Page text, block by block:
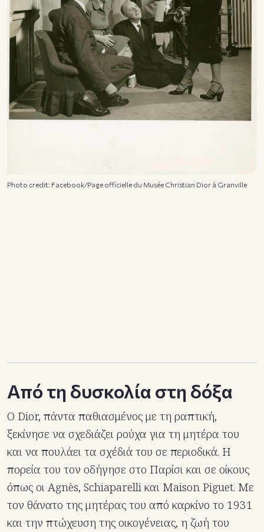
Photo credit: Facebook/Page officielle du Musée Christian Dior à Granville
Από τη δυσκολία στη δόξα
Ο Dior, πάντα παθιασμένος με τη ραπτική,
ξεκίνησε να σχεδιάζει ρούχα για τη μητέρα του
και να πουλάει τα σχέδιά του σε περιοδικά. Η
πορεία του τον οδήγησε στο Παρίσι και σε οίκους
όπως οι Agnès, Schiaparelli και Maison Piguet. Με
τον θάνατο της μητέρας του από καρκίνο το 1931
και την πτώχευση της οικογένειας, η ζωή του